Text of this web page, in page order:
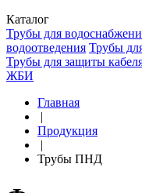
Каталог
Трубы для
водоотведения Трубы
Трубы для защиты
ЖБИ
Главная
|
Продукция
|
Трубы ПНД